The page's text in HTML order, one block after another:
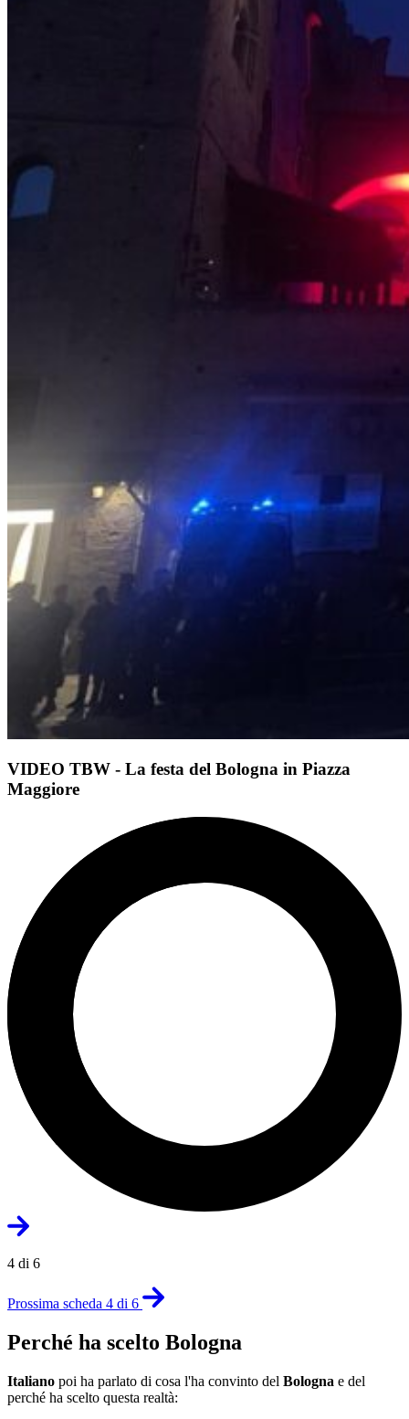
VIDEO TBW - La festa del Bologna in Piazza
Maggiore
4 di 6
Prossima scheda 4 di 6
Perché ha scelto Bologna
Italiano poi ha parlato di cosa l'ha convinto del Bologna e del
perché ha scelto questa realtà: